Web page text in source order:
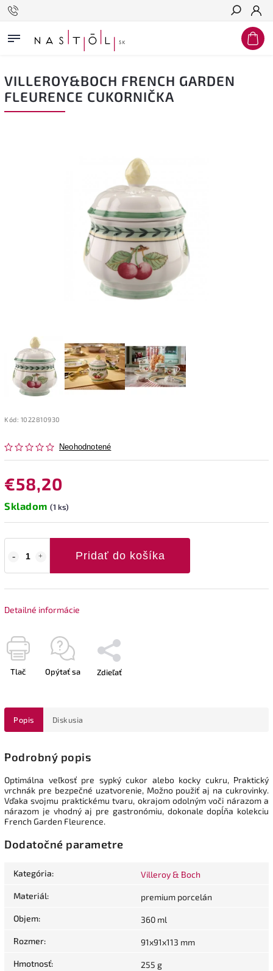
Hľadať
VILLEROY&BOCH FRENCH GARDEN
FLEURENCE CUKORNIČKA
Kód: 1022810930
Neohodnotené
€58,20
Skladom (1 ks)
Pridať do košíka
Detailné informácie
Tlač Opýtať sa Zdieľať
Popis Diskusia
Podrobný popis
Optimálna veľkosť pre sypký cukor alebo kocky cukru, Praktický
vrchnák pre bezpečné uzatvorenie, Možno použiť aj na cukrovinky.
Vďaka svojmu praktickému tvaru, okrajom odolným voči nárazom a
nárazom je vhodný aj pre gastronómiu, dokonale dopĺňa kolekciu
French Garden Fleurence.
Dodatočné parametre
Kategória: Villeroy & Boch
Materiál: premium porcelán
Objem: 360 ml
Rozmer: 91x91x113 mm
Hmotnosť: 255 g